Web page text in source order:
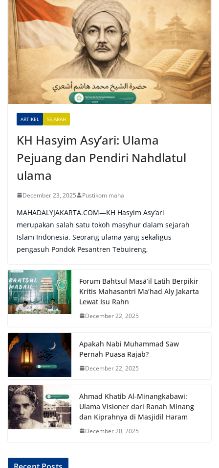
t
v
ARTIKEL SEJARAH
KH Hasyim Asy’ari: Ulama
Pejuang dan Pendiri Nahdlatul
ulama
December 23, 2025 Pustikom maha
MAHADALYJAKARTA.COM—KH Hasyim Asy’ari
merupakan salah satu tokoh masyhur dalam sejarah
Islam Indonesia. Seorang ulama yang sekaligus
pengasuh Pondok Pesantren Tebuireng,
Forum Bahtsul Masā’il Latih Berpikir
Kritis Mahasantri Ma’had Aly Jakarta
Lewat Isu Rahn
December 22, 2025
Apakah Nabi Muhammad Saw
Pernah Puasa Rajab?
December 22, 2025
Ahmad Khatib Al-Minangkabawi:
Ulama Visioner dari Ranah Minang
dan Kiprahnya di Masjidil Haram
December 20, 2025